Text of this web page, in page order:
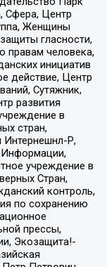
Сфера, Центр
Женщины
гласности,
правам человека,
инициатив
действие, Центр
Сутяжник,
развития
в
стран,
Интернешнл-Р,
учреждение в
Стран,
контроль,
по сохранению
прессы,
Экозащита!-